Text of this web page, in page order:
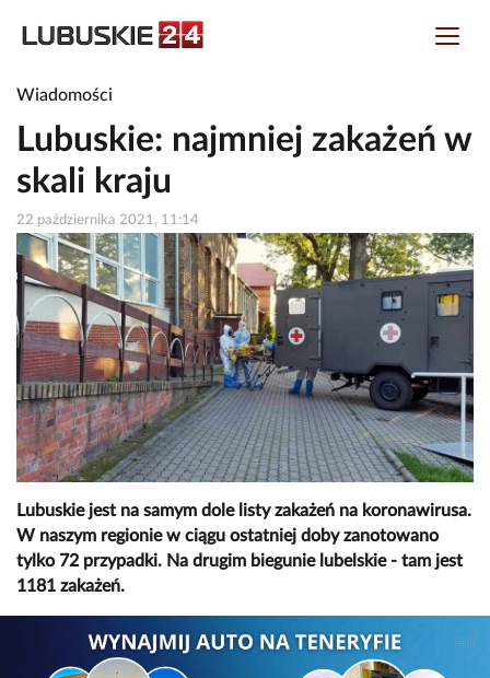
Wiadomości
Lubuskie: najmniej zakażeń w
skali kraju
22 października 2021, 11:14
Lubuskie jest na samym dole listy zakażeń na koronawirusa.
W naszym regionie w ciągu ostatniej doby zanotowano
tylko 72 przypadki. Na drugim biegunie lubelskie - tam jest
1181 zakażeń.